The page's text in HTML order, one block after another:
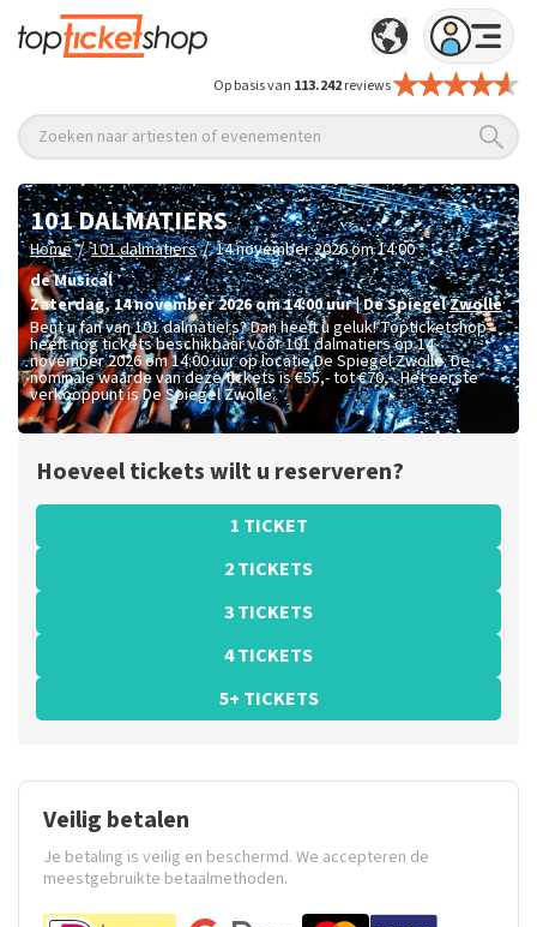
Op basis van 113.242reviews
Zoeken naar artiesten of evenementen
101 DALMATIERS
Home / 101 dalmatiers / 14 november 2026 om 14:00
de Musical
zaterdag,14 november 2026 om 14:00uur|De SpiegelZwolle
Bent u fan van 101 dalmatiers? Dan heeft u geluk! Topticketshop
heeft nog tickets beschikbaar voor 101 dalmatiers op 14
november 2026 om 14:00 uur op locatie De Spiegel Zwolle. De
nominale waarde van deze tickets is€55,- tot €70,-. Het eerste
verkooppunt is De Spiegel Zwolle.
Hoeveel tickets wilt u reserveren?
1 TICKET
2 TICKETS
3 TICKETS
4 TICKETS
5+ TICKETS
Veilig betalen
Je betaling is veilig en beschermd. We accepteren de
meestgebruikte betaalmethoden.